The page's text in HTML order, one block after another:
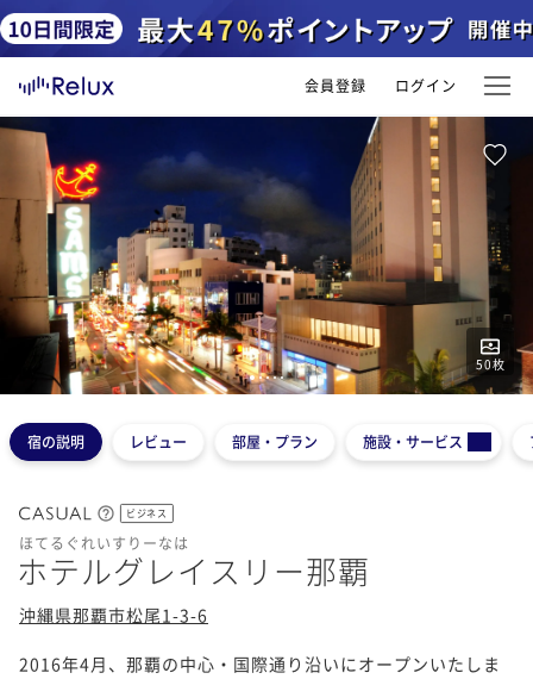
会員登録 ログイン
50枚
12345
宿の説明 レビュー 部屋・プラン 施設・サービス
ビジネス
ほてるぐれいすりーなは
ホテルグレイスリー那覇
沖縄県那覇市松尾1-3-6
2016年4月、那覇の中心・国際通り沿いにオープンいたしま